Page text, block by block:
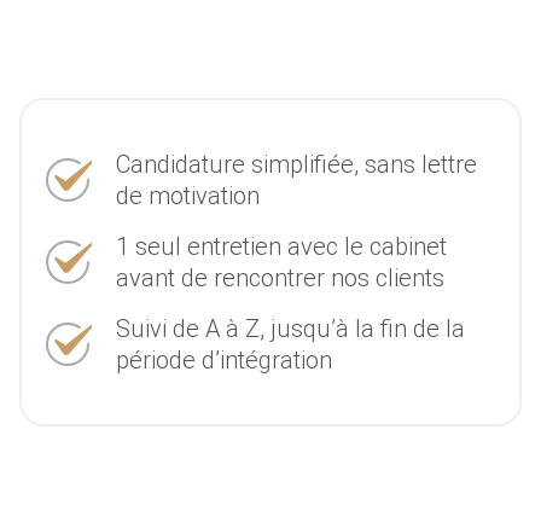
Candidature simplifiée, sans lettre
de motivation
1 seul entretien avec le cabinet
avant de rencontrer nos clients
Suivi de A à Z, jusqu’à la fin de la
période d’intégration